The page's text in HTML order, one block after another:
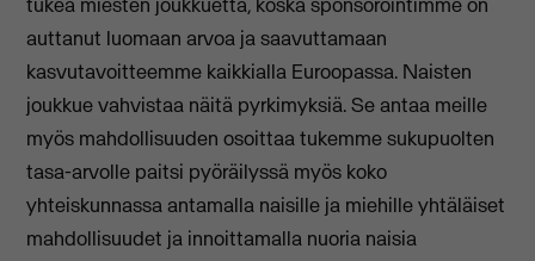
auttanut luomaan arvoa ja saavuttamaan
kasvutavoitteemme kaikkialla Euroopassa. Naisten
joukkue vahvistaa näitä pyrkimyksiä. Se antaa meille
myös mahdollisuuden osoittaa tukemme sukupuolten
tasa-arvolle paitsi pyöräilyssä myös koko
yhteiskunnassa antamalla naisille ja miehille yhtäläiset
mahdollisuudet ja innoittamalla nuoria naisia